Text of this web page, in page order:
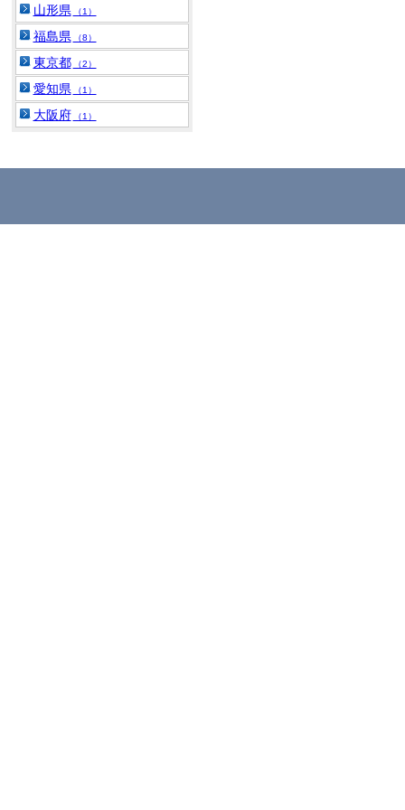
山形県 （1）
福島県 （8）
東京都 （2）
愛知県 （1）
大阪府 （1）